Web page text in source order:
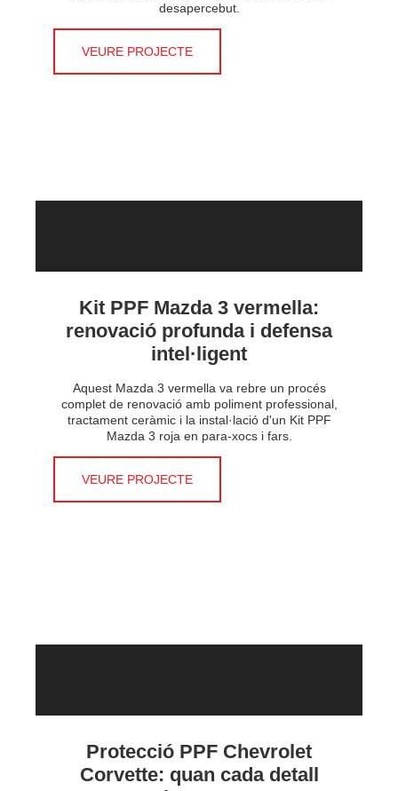
desapercebut.
VEURE PROJECTE
Kit PPF Mazda 3 vermella:
renovació profunda i defensa
intel·ligent
Aquest Mazda 3 vermella va rebre un procés
complet de renovació amb poliment professional,
tractament ceràmic i la instal·lació d'un Kit PPF
Mazda 3 roja en para-xocs i fars.
VEURE PROJECTE
Protecció PPF Chevrolet
Corvette: quan cada detall